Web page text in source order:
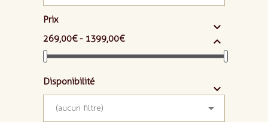
Prix


269,00 € - 1 399,00 €
Disponibilité


(aucun filtre) 